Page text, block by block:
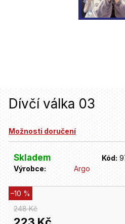
Dívčí válka 03
Možnosti doručení
Skladem Kód:
Výrobce:
Argo
248 Kč
–10 %
n
j
?
HLEDAT